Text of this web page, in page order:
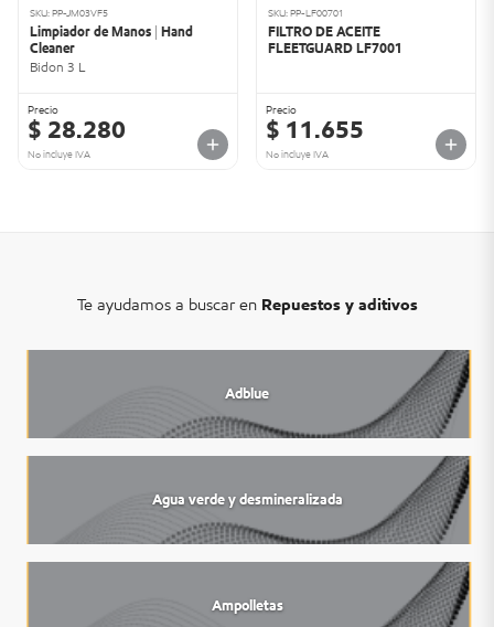
SKU: PP-JM03VF5
Limpiador de Manos | Hand
Cleaner
Bidon 3 L
Precio
$ 28.280
No incluye IVA
SKU: PP-LF00701
FILTRO DE ACEITE
FLEETGUARD LF7001
Precio
$ 11.655
No incluye IVA
Te ayudamos a buscar en Repuestos y aditivos
Adblue
Agua verde y desmineralizada
Ampolletas